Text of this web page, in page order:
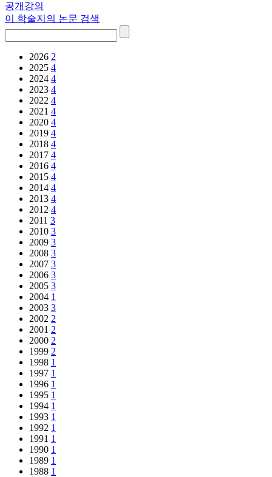
공개강의
이 학술지의 논문 검색
2026 2
2025 4
2024 4
2023 4
2022 4
2021 4
2020 4
2019 4
2018 4
2017 4
2016 4
2015 4
2014 4
2013 4
2012 4
2011 3
2010 3
2009 3
2008 3
2007 3
2006 3
2005 3
2004 1
2003 3
2002 2
2001 2
2000 2
1999 2
1998 1
1997 1
1996 1
1995 1
1994 1
1993 1
1992 1
1991 1
1990 1
1989 1
1988 1